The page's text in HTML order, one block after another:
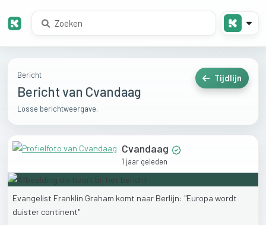
Bericht
Bericht van Cvandaag
Losse berichtweergave.
Tijdlijn
Cvandaag
1 jaar geleden
Evangelist Franklin Graham komt naar Berlijn: "Europa wordt
duister continent"